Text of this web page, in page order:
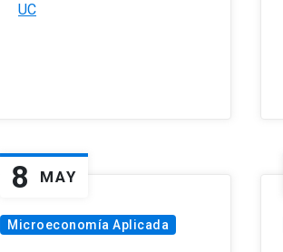
UC
8 MAY
Microeconomía Aplicada